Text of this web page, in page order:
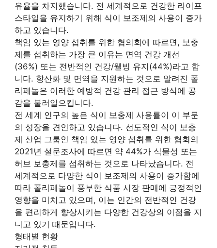
유율을 차지했습니다. 전 세계적으로 건강한 라이프
스타일을 유지하기 위해 식이 보조제의 사용이 증가
하고 있습니다.
책임 있는 영양 섭취를 위한 협의회에 따르면, 보충
제를 섭취하는 가장 큰 이유는 면역 건강 개선
(36%) 또는 전반적인 건강/웰빙 유지(44%)라고 합
니다. 항산화 및 면역을 지원하는 것으로 알려진 폴
리페놀은 이러한 예방적 건강 관리 접근 방식에 공
감을 불러일으킵니다.
전 세계 인구의 높은 식이 보충제 사용률이 이 부문
의 성장을 견인하고 있습니다. 선도적인 식이 보충
제 산업 그룹인 책임 있는 영양 섭취를 위한 협회의
2021년 설문조사에 따르면 약 44%가 식물성 또는
허브 보충제를 섭취하는 것으로 나타났습니다. 전
세계적으로 다양한 식이 보조제의 사용이 증가함에
따라 폴리페놀이 풍부한 식품 시장 판매에 긍정적인
영향을 미치고 있으며, 이는 인간의 전반적인 건강
을 편리하게 향상시키는 다양한 건강상의 이점을 지
니고 있기 때문입니다.
형태별 현황